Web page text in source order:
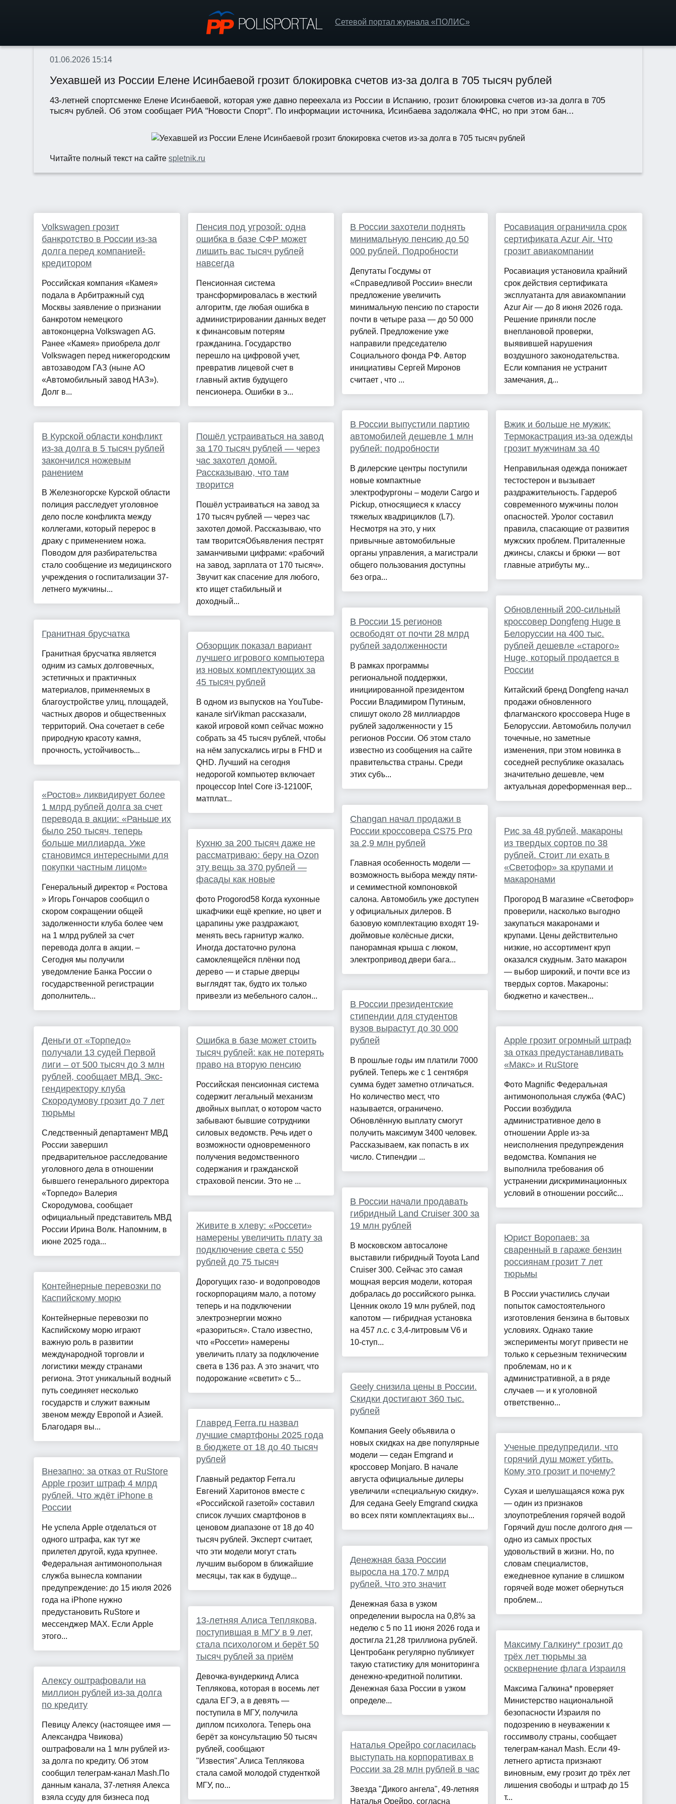
Сетевой портал журнала «ПОЛИС»
01.06.2026 15:14
Уехавшей из России Елене Исинбаевой грозит блокировка счетов из-за долга в 705 тысяч рублей
43-летней спортсменке Елене Исинбаевой, которая уже давно переехала из России в Испанию, грозит блокировка счетов из-за долга в 705
тысяч рублей. Об этом сообщает РИА "Новости Спорт". По информации источника, Исинбаева задолжала ФНС, но при этом бан...
Читайте полный текст на сайтеspletnik.ru
Volkswagen грозит
банкротство в России из-за
долга перед компанией-
кредитором
Российская компания «Камея»
подала в Арбитражный суд
Москвы заявление о признании
банкротом немецкого
автоконцерна Volkswagen AG.
Ранее «Камея» приобрела долг
Volkswagen перед нижегородским
автозаводом ГАЗ (ныне АО
«Автомобильный завод НАЗ»).
Долг в...
В Курской области конфликт
из-за долга в 5 тысяч рублей
закончился ножевым
ранением
В Железногорске Курской области
полиция расследует уголовное
дело после конфликта между
коллегами, который перерос в
драку с применением ножа.
Поводом для разбирательства
стало сообщение из медицинского
учреждения о госпитализации 37-
летнего мужчины...
Гранитная брусчатка
Гранитная брусчатка является
одним из самых долговечных,
эстетичных и практичных
материалов, применяемых в
благоустройстве улиц, площадей,
частных дворов и общественных
территорий. Она сочетает в себе
природную красоту камня,
прочность, устойчивость...
«Ростов» ликвидирует более
1 млрд рублей долга за счет
перевода в акции: «Раньше их
было 250 тысяч, теперь
больше миллиарда. Уже
становимся интересными для
покупки частным лицом»
Генеральный директор « Ростова
» Игорь Гончаров сообщил о
скором сокращении общей
задолженности клуба более чем
на 1 млрд рублей за счет
перевода долга в акции. –
Сегодня мы получили
уведомление Банка России о
государственной регистрации
дополнитель...
Деньги от «Торпедо»
получали 13 судей Первой
лиги – от 500 тысяч до 3 млн
рублей, сообщает МВД. Экс-
гендиректору клуба
Скородумову грозит до 7 лет
тюрьмы
Следственный департамент МВД
России завершил
предварительное расследование
уголовного дела в отношении
бывшего генерального директора
«Торпедо» Валерия
Скородумова, сообщает
официальный представитель МВД
России Ирина Волк. Напомним, в
июне 2025 года...
Контейнерные перевозки по
Каспийскому морю
Контейнерные перевозки по
Каспийскому морю играют
важную роль в развитии
международной торговли и
логистики между странами
региона. Этот уникальный водный
путь соединяет несколько
государств и служит важным
звеном между Европой и Азией.
Благодаря вы...
Внезапно: за отказ от RuStore
Apple грозит штраф 4 млрд
рублей. Что ждёт iPhone в
России
Не успела Apple отделаться от
одного штрафа, как тут же
прилетел другой, куда крупнее.
Федеральная антимонопольная
служба вынесла компании
предупреждение: до 15 июля 2026
года на iPhone нужно
предустановить RuStore и
мессенджер MAX. Если Apple
этого...
Алексу оштрафовали на
миллион рублей из-за долга
по кредиту
Певицу Алексу (настоящее имя —
Александра Чвикова)
оштрафовали на 1 млн рублей из-
за долга по кредиту. Об этом
сообщил телеграм-канал Mash.По
данным канала, 37-летняя Алекса
взяла ссуду для бизнеса под
Пенсия под угрозой: одна
ошибка в базе СФР может
лишить вас тысяч рублей
навсегда
Пенсионная система
трансформировалась в жесткий
алгоритм, где любая ошибка в
администрировании данных ведет
к финансовым потерям
гражданина. Государство
перешло на цифровой учет,
превратив лицевой счет в
главный актив будущего
пенсионера. Ошибки в э...
Пошёл устраиваться на завод
за 170 тысяч рублей — через
час захотел домой.
Рассказываю, что там
творится
Пошёл устраиваться на завод за
170 тысяч рублей — через час
захотел домой. Рассказываю, что
там творитсяОбъявления пестрят
заманчивыми цифрами: «рабочий
на завод, зарплата от 170 тысяч».
Звучит как спасение для любого,
кто ищет стабильный и
доходный...
Обзорщик показал вариант
лучшего игрового компьютера
из новых комплектующих за
45 тысяч рублей
В одном из выпусков на YouTube-
канале sirVikman рассказали,
какой игровой комп сейчас можно
собрать за 45 тысяч рублей, чтобы
на нём запускались игры в FHD и
QHD. Лучший на сегодня
недорогой компьютер включает
процессор Intel Core i3-12100F,
матплат...
Кухню за 200 тысяч даже не
рассматриваю: беру на Ozon
эту вещь за 370 рублей —
фасады как новые
фото Progorod58 Когда кухонные
шкафчики ещё крепкие, но цвет и
царапины уже раздражают,
менять весь гарнитур жалко.
Иногда достаточно рулона
самоклеящейся плёнки под
дерево — и старые дверцы
выглядят так, будто их только
привезли из мебельного салон...
Ошибка в базе может стоить
тысяч рублей: как не потерять
право на вторую пенсию
Российская пенсионная система
содержит легальный механизм
двойных выплат, о котором часто
забывают бывшие сотрудники
силовых ведомств. Речь идет о
возможности одновременного
получения ведомственного
содержания и гражданской
страховой пенсии. Это не ...
Живите в хлеву: «Россети»
намерены увеличить плату за
подключение света с 550
рублей до 75 тысяч
Дорогущих газо- и водопроводов
госкорпорациям мало, а потому
теперь и на подключении
электроэнергии можно
«разориться». Стало известно,
что «Россети» намерены
увеличить плату за подключение
света в 136 раз. А это значит, что
подорожание «светит» с 5...
Главред Ferra.ru назвал
лучшие смартфоны 2025 года
в бюджете от 18 до 40 тысяч
рублей
Главный редактор Ferra.ru
Евгений Харитонов вместе с
«Российской газетой» составил
список лучших смартфонов в
ценовом диапазоне от 18 до 40
тысяч рублей. Эксперт считает,
что эти модели могут стать
лучшим выбором в ближайшие
месяцы, так как в будуще...
13-летняя Алиса Теплякова,
поступившая в МГУ в 9 лет,
стала психологом и берёт 50
тысяч рублей за приём
Девочка-вундеркинд Алиса
Теплякова, которая в восемь лет
сдала ЕГЭ, а в девять —
поступила в МГУ, получила
диплом психолога. Теперь она
берёт за консультацию 50 тысяч
рублей, сообщают
"Известия".Алиса Теплякова
стала самой молодой студенткой
МГУ, по...
В России захотели поднять
минимальную пенсию до 50
000 рублей. Подробности
Депутаты Госдумы от
«Справедливой России» внесли
предложение увеличить
минимальную пенсию по старости
почти в четыре раза — до 50 000
рублей. Предложение уже
направили председателю
Социального фонда РФ. Автор
инициативы Сергей Миронов
считает , что ...
В России выпустили партию
автомобилей дешевле 1 млн
рублей: подробности
В дилерские центры поступили
новые компактные
электрофургоны – модели Cargo и
Pickup, относящиеся к классу
тяжелых квадрициклов (L7).
Несмотря на это, у них
привычные автомобильные
органы управления, а магистрали
общего пользования доступны
без огра...
В России 15 регионов
освободят от почти 28 млрд
рублей задолженности
В рамках программы
региональной поддержки,
инициированной президентом
России Владимиром Путиным,
спишут около 28 миллиардов
рублей задолженности у 15
регионов России. Об этом стало
известно из сообщения на сайте
правительства страны. Среди
этих субъ...
Changan начал продажи в
России кроссовера CS75 Pro
за 2,9 млн рублей
Главная особенность модели —
возможность выбора между пяти-
и семиместной компоновкой
салона. Автомобиль уже доступен
у официальных дилеров. В
базовую комплектацию входят 19-
дюймовые колёсные диски,
панорамная крыша с люком,
электропривод двери бага...
В России президентские
стипендии для студентов
вузов вырастут до 30 000
рублей
В прошлые годы им платили 7000
рублей. Теперь же с 1 сентября
сумма будет заметно отличаться.
Но количество мест, что
называется, ограничено.
Обновлённую выплату смогут
получить максимум 3400 человек.
Рассказываем, как попасть в их
число. Стипендии ...
В России начали продавать
гибридный Land Cruiser 300 за
19 млн рублей
В московском автосалоне
выставили гибридный Toyota Land
Cruiser 300. Сейчас это самая
мощная версия модели, которая
добралась до российского рынка.
Ценник около 19 млн рублей, под
капотом — гибридная установка
на 457 л.с. с 3,4-литровым V6 и
10-ступ...
Geely снизила цены в России.
Скидки достигают 360 тыс.
рублей
Компания Geely объявила о
новых скидках на две популярные
модели — седан Emgrand и
кроссовер Monjaro. В начале
августа официальные дилеры
увеличили «специальную скидку».
Для седана Geely Emgrand скидка
во всех пяти комплектациях вы...
Денежная база России
выросла на 170,7 млрд
рублей. Что это значит
Денежная база в узком
определении выросла на 0,8% за
неделю с 5 по 11 июня 2026 года и
достигла 21,28 триллиона рублей.
Центробанк регулярно публикует
такую статистику для мониторинга
денежно-кредитной политики.
Денежная база России в узком
определе...
Наталья Орейро согласилась
выступать на корпоративах в
России за 28 млн рублей в час
Звезда "Дикого ангела", 49-летняя
Наталья Орейро, согласна
Росавиация ограничила срок
сертификата Azur Air. Что
грозит авиакомпании
Росавиация установила крайний
срок действия сертификата
эксплуатанта для авиакомпании
Azur Air — до 8 июня 2026 года.
Решение приняли после
внеплановой проверки,
выявившей нарушения
воздушного законодательства.
Если компания не устранит
замечания, д...
Вжик и больше не мужик:
Термокастрация из-за одежды
грозит мужчинам за 40
Неправильная одежда понижает
тестостерон и вызывает
раздражительность. Гардероб
современного мужчины полон
опасностей. Уролог составил
правила, спасающие от развития
мужских проблем. Приталенные
джинсы, слаксы и брюки — вот
главные атрибуты му...
Обновленный 200-сильный
кроссовер Dongfeng Huge в
Белоруссии на 400 тыс.
рублей дешевле «старого»
Huge, который продается в
России
Китайский бренд Dongfeng начал
продажи обновленного
флагманского кроссовера Huge в
Белоруссии. Автомобиль получил
точечные, но заметные
изменения, при этом новинка в
соседней республике оказалась
значительно дешевле, чем
актуальная дореформенная вер...
Рис за 48 рублей, макароны
из твердых сортов по 38
рублей. Стоит ли ехать в
«Светофор» за крупами и
макаронами
Прогород В магазине «Светофор»
проверили, насколько выгодно
закупаться макаронами и
крупами. Цены действительно
низкие, но ассортимент круп
оказался скудным. Зато макарон
— выбор широкий, и почти все из
твердых сортов. Макароны:
бюджетно и качествен...
Apple грозит огромный штраф
за отказ предустанавливать
«Макс» и RuStore
Фото Magnific Федеральная
антимонопольная служба (ФАС)
России возбудила
административное дело в
отношении Apple из-за
неисполнения предупреждения
ведомства. Компания не
выполнила требования об
устранении дискриминационных
условий в отношении российс...
Юрист Воропаев: за
сваренный в гараже бензин
россиянам грозит 7 лет
тюрьмы
В России участились случаи
попыток самостоятельного
изготовления бензина в бытовых
условиях. Однако такие
эксперименты могут привести не
только к серьезным техническим
проблемам, но и к
административной, а в ряде
случаев — и к уголовной
ответственно...
Ученые предупредили, что
горячий душ может убить.
Кому это грозит и почему?
Сухая и шелушащаяся кожа рук
— один из признаков
злоупотребления горячей водой
Горячий душ после долгого дня —
одно из самых простых
удовольствий в жизни. Но, по
словам специалистов,
ежедневное купание в слишком
горячей воде может обернуться
проблем...
Максиму Галкину* грозит до
трёх лет тюрьмы за
осквернение флага Израиля
Максима Галкина* проверяет
Министерство национальной
безопасности Израиля по
подозрению в неуважении к
госсимволу страны, сообщает
телеграм-канал Mash. Если 49-
летнего артиста признают
виновным, ему грозит до трёх лет
лишения свободы и штраф до 15
т...